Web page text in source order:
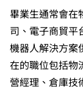
外）。學士
關應用學
機場客運大
機械人、創
香港中學文
績，於申請
畢業生通常會在
司、電子商貿平
機器人解決方案
在的職位包括物
營經理、倉庫技